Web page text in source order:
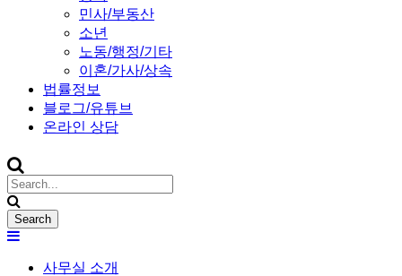
민사/부동산
소년
노동/행정/기타
이혼/가사/상속
법률정보
블로그/유튜브
온라인 상담
사무실 소개